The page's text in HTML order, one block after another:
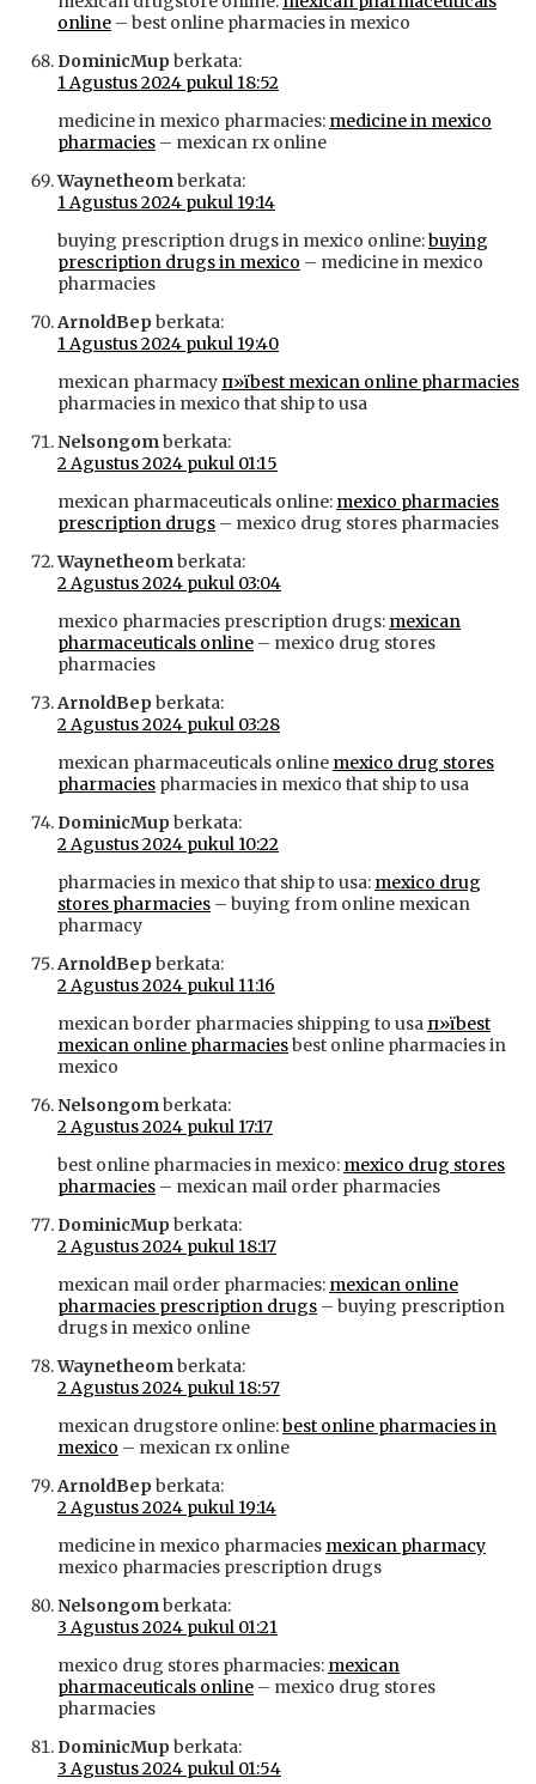
online – best online pharmacies in mexico
DominicMupberkata:
1 Agustus 2024 pukul 18:52
medicine in mexico pharmacies: medicine in mexico
pharmacies – mexican rx online
Waynetheomberkata:
1 Agustus 2024 pukul 19:14
buying prescription drugs in mexico online:buying
prescription drugs in mexico – medicine in mexico
pharmacies
ArnoldBepberkata:
1 Agustus 2024 pukul 19:40
mexican pharmacy п»їbest mexican online pharmacies
pharmacies in mexico that ship to usa
Nelsongomberkata:
2 Agustus 2024 pukul 01:15
mexican pharmaceuticals online: mexico pharmacies
prescription drugs – mexico drug stores pharmacies
Waynetheomberkata:
2 Agustus 2024 pukul 03:04
mexico pharmacies prescription drugs: mexican
pharmaceuticals online – mexico drug stores
pharmacies
ArnoldBepberkata:
2 Agustus 2024 pukul 03:28
mexican pharmaceuticals online mexico drug stores
pharmacies pharmacies in mexico that ship to usa
DominicMupberkata:
2 Agustus 2024 pukul 10:22
pharmacies in mexico that ship to usa: mexico drug
stores pharmacies – buying from online mexican
pharmacy
ArnoldBepberkata:
2 Agustus 2024 pukul 11:16
mexican border pharmacies shipping to usa п»їbest
mexican online pharmaciesbest online pharmacies in
mexico
Nelsongomberkata:
2 Agustus 2024 pukul 17:17
best online pharmacies in mexico: mexico drug stores
pharmacies – mexican mail order pharmacies
DominicMupberkata:
2 Agustus 2024 pukul 18:17
mexican mail order pharmacies: mexican online
pharmacies prescription drugs – buying prescription
drugs in mexico online
Waynetheomberkata:
2 Agustus 2024 pukul 18:57
mexican drugstore online:best online pharmacies in
mexico – mexican rx online
ArnoldBepberkata:
2 Agustus 2024 pukul 19:14
medicine in mexico pharmacies mexican pharmacy
mexico pharmacies prescription drugs
Nelsongomberkata:
3 Agustus 2024 pukul 01:21
mexico drug stores pharmacies: mexican
pharmaceuticals online – mexico drug stores
pharmacies
DominicMupberkata:
3 Agustus 2024 pukul 01:54